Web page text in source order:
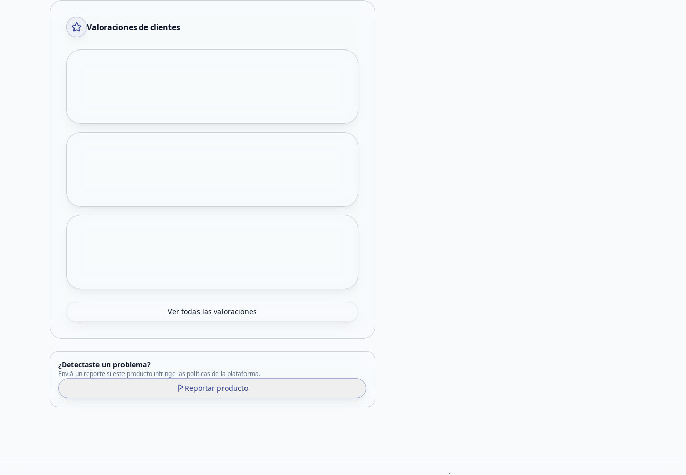
Valoraciones de clientes
Ver todas las valoraciones
¿Detectaste un problema?
Enviá un reporte si este producto infringe las políticas de la plataforma.
Reportar producto